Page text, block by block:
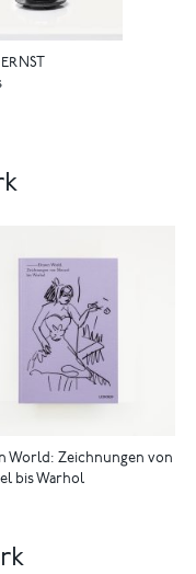
World: Zeichnungen von
bis Warhol